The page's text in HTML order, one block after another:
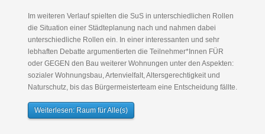
Im weiteren Verlauf spielten die SuS in unterschiedlichen Rollen
die Situation einer Städteplanung nach und nahmen dabei
unterschiedliche Rollen ein. In einer interessanten und sehr
lebhaften Debatte argumentierten die Teilnehmer*Innen FÜR
oder GEGEN den Bau weiterer Wohnungen unter den Aspekten:
sozialer Wohnungsbau, Artenvielfalt, Altersgerechtigkeit und
Naturschutz, bis das Bürgermeisterteam eine Entscheidung fällte.
Weiterlesen: Raum für Alle(s)